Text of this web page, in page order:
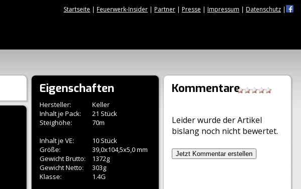
Startseite | Feuerwerk-Insider | Partner | Presse | Impressum | Datenschutz |
Eigenschaften
Hersteller:
Keller
Inhalt je Pack:
21 Stück
Steighöhe:
70m
Inhalt je VE:
10 Stück
Größe:
39,0x104,5x5,0 mm
Gewicht Brutto:
1372g
Gewicht Netto:
303g
Klasse:
1.4G
Kommentare
Leider wurde der Artikel
bislang noch nicht bewertet.
Jetzt Kommentar erstellen